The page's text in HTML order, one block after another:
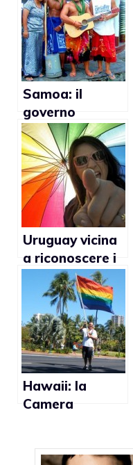
Samoa: il
governo
consentirà i
rapporti gay
Uruguay vicina
a riconoscere i
matrimoni gay
Hawaii: la
Camera